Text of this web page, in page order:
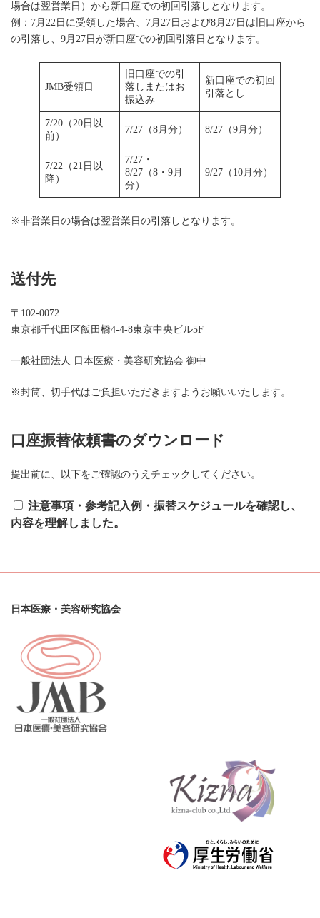
場合は翌営業日）から新口座での初回引落しとなります。
例：7月22日に受領した場合、7月27日および8月27日は旧口座から
の引落し、9月27日が新口座での初回引落日となります。
JMB受領日
旧口座での引
落しまたはお
振込み
新口座での初回
引落とし
7/20（20日以
前）
7/27（8月分） 8/27（9月分）
7/22（21日以
降）
7/27・
8/27（8・9月
分）
9/27（10月分）
※非営業日の場合は翌営業日の引落しとなります。
送付先
〒102-0072
東京都千代田区飯田橋4-4-8東京中央ビル5F
一般社団法人 日本医療・美容研究協会 御中
※封筒、切手代はご負担いただきますようお願いいたします。
口座振替依頼書のダウンロード
提出前に、以下をご確認のうえチェックしてください。
注意事項・参考記入例・振替スケジュールを確認し、
内容を理解しました。
日本医療・美容研究協会